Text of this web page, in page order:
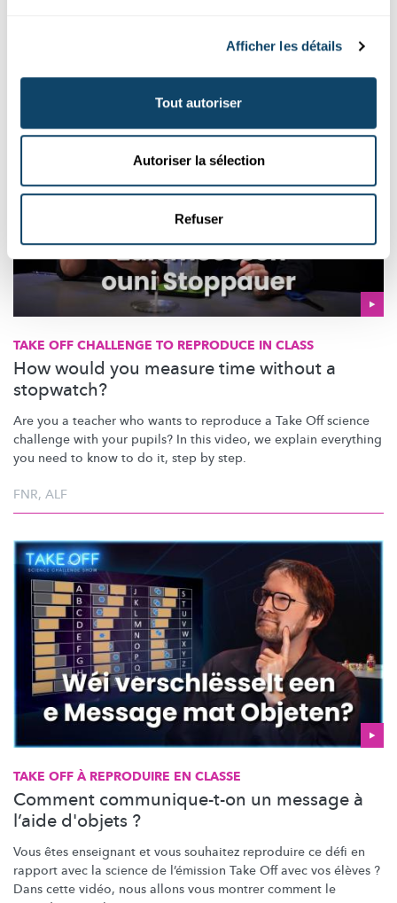
Afficher les détails
Tout autoriser
Autoriser la sélection
Refuser
TAKE OFF CHALLENGE TO REPRODUCE IN CLASS
How would you measure time without a
stopwatch?
Are you a teacher who wants to reproduce a Take Off science
challenge with your pupils? In this video, we explain everything
you need to know to do it, step by step.
FNR, ALF
TAKE OFF À REPRODUIRE EN CLASSE
Comment communique-t-on un message à
l’aide d'objets ?
Vous êtes enseignant et vous souhaitez reproduire ce défi en
rapport avec la science de l’émission Take Off avec vos élèves ?
Dans cette vidéo, nous allons vous montrer comment le